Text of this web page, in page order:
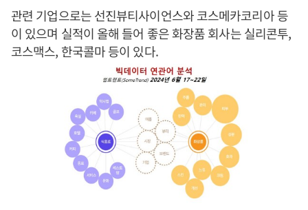
관련 기업으로는 선진뷰티사이언스와 코스메카코리아 등
이 있으며 실적이 올해 들어 좋은 화장품 회사는 실리콘투,
코스맥스, 한국콜마 등이 있다.